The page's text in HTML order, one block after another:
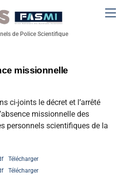
de Police Scientifique
missionnelle
ci-joints le décret et l’arrêté
missionnelle des
personnels scientifiques de la
Télécharger
Télécharger